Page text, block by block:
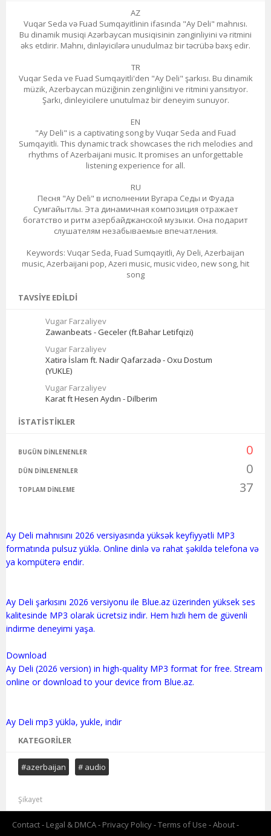
AZ
Vuqar Seda və Fuad Sumqayitlinin ifasında "Ay Deli" mahnısı.
Bu dinamik musiqi Azərbaycan musiqisinin zənginliyini və ritmini
əks etdirir. Mahnı, dinləyicilərə unudulmaz bir təcrübə bəxş edir.
TR
Vuqar Seda ve Fuad Sumqayitli'den "Ay Deli" şarkısı. Bu dinamik
müzik, Azerbaycan müziğinin zenginliğini ve ritmini yansıtıyor.
Şarkı, dinleyicilere unutulmaz bir deneyim sunuyor.
EN
"Ay Deli" is a captivating song by Vuqar Seda and Fuad
Sumqayitli. This dynamic track showcases the rich melodies and
rhythms of Azerbaijani music. It promises an unforgettable
listening experience for all.
RU
Песня "Ay Deli" в исполнении Вугара Седы и Фуада
Сумгайытлы. Эта динамичная композиция отражает
богатство и ритм азербайджанской музыки. Она подарит
слушателям незабываемые впечатления.
Keywords: Vuqar Seda, Fuad Sumqayitli, Ay Deli, Azerbaijan
music, Azerbaijani pop, Azeri music, music video, new song, hit
song
TAVSIYE EDILDI
Vugar Farzaliyev
Zawanbeats - Geceler (ft.Bahar Letifqizi)
Vugar Farzaliyev
Xatirə İslam ft. Nadir Qafarzadə - Oxu Dostum
(YUKLE)
Vugar Farzaliyev
Karat ft Hesen Aydın - Dilberim
İSTATISTIKLER
BUGÜN DINLENENLER 0
DÜN DINLENENLER 0
TOPLAM DINLEME 37
Ay Deli mahnısını 2026 versiyasında yüksək keyfiyyətli MP3
formatında pulsuz yüklə. Online dinlə və rahat şəkildə telefona və
ya kompüterə endir.
Ay Deli şarkısını 2026 versiyonu ile Blue.az üzerinden yüksek ses
kalitesinde MP3 olarak ücretsiz indir. Hem hızlı hem de güvenli
indirme deneyimi yaşa.
Download
Ay Deli (2026 version) in high-quality MP3 format for free. Stream
online or download to your device from Blue.az.
KATEGORILER
#azerbaijan # audio
Şikayet
Contact Legal & DMCA Privacy Policy Terms of Use
About